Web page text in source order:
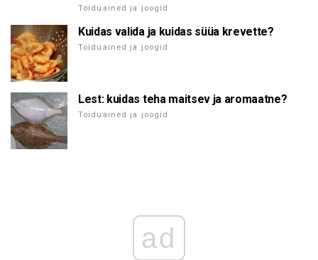
Toiduained ja joogid
Kuidas valida ja kuidas süüa krevette?
Toiduained ja joogid
Lest: kuidas teha maitsev ja aromaatne?
Toiduained ja joogid
ad